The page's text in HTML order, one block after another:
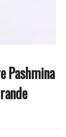
Pashmina